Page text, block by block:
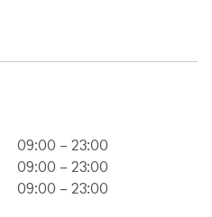
09:00 – 23:00
09:00 – 23:00
09:00 – 23:00